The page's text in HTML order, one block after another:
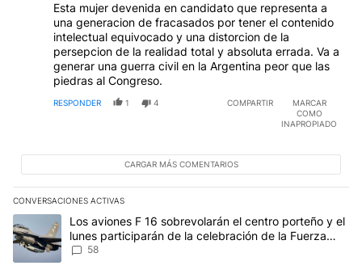
Esta mujer devenida en candidato que representa a
una generacion de fracasados por tener el contenido
intelectual equivocado y una distorcion de la
persepcion de la realidad total y absoluta errada. Va a
generar una guerra civil en la Argentina peor que las
piedras al Congreso.
RESPONDER 1 4 COMPARTIR
MARCAR
COMO
INAPROPIADO
CARGAR MÁS COMENTARIOS
CONVERSACIONES ACTIVAS
Este listado muestra los artículos con más comentarios en los
Un artículo de tendencia con el título "Los aviones F 16
Los aviones F 16 sobrevolarán el centro porteño y el
lunes participarán de la celebración de la Fuerza
Aérea
58